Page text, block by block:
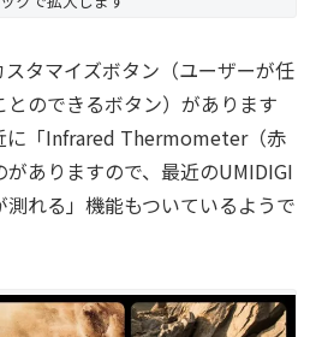
タマイズボタン（ユーザーが任
のできるボタン）があります
に「Infrared Thermometer（赤
ありますので、最近のUMIDIGI
れる」機能もついているようで